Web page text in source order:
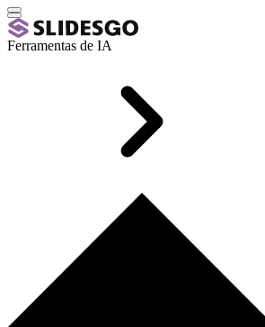
Ferramentas de IA